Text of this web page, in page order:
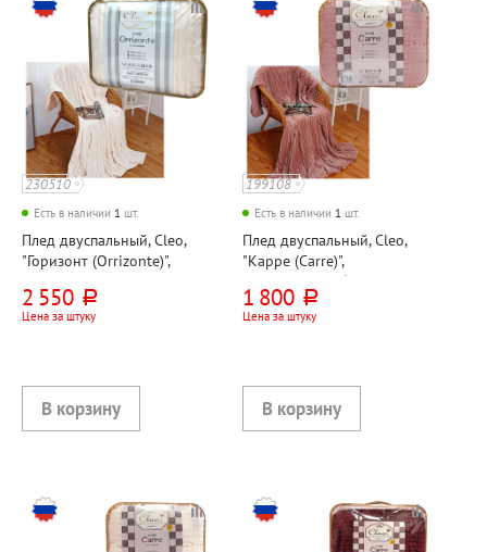
230510
Есть в наличии 1 шт.
Плед двуспальный, Cleo,
"Горизонт (Orrizonte)",
велсофт
2 550 руб.
Цена за штуку
199108
Есть в наличии 1 шт.
Плед двуспальный, Cleo,
"Карре (Carre)",
200см*180см, бежевый,
велсофт
1 800 руб.
Цена за штуку